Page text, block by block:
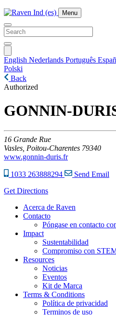
Menu
English Nederlands Português
Polski
Back
Authorized
GONNIN-
16 Grande Rue
Vasles, Poitou-Charentes 79340
www.gonnin-duris.fr
1033 263888294
Send Email
Get Directions
Acerca de Raven
Contacto
Póngase en contacto
Impact
Sustentabilidad
Compromiso con
Resources
Noticias
Eventos
Kit de Marca
Terms & Conditions
Política de privacidad
Terminos de uso